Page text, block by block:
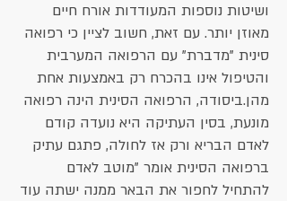
ושיטות נוספות המעודדות אורח חיים
מאוזן יותר. עם זאת, חשוב לציין כי רפואה
סינית "מדברת" עם הרפואה המערבית
והטיפול אינו בהכרח רק באמצעות אחת
מהן.ביסודה, הרפואה הסינית הינה רפואה
מונעת, בסין העתיקה היא נועדה קודם
לאדם הבריא ורק אז לחולה, פתגם עתיק
ברפואה הסינית אומר "מוטב לאדם
להתחיל לחפור את הבאר ממנה ישתה עוד